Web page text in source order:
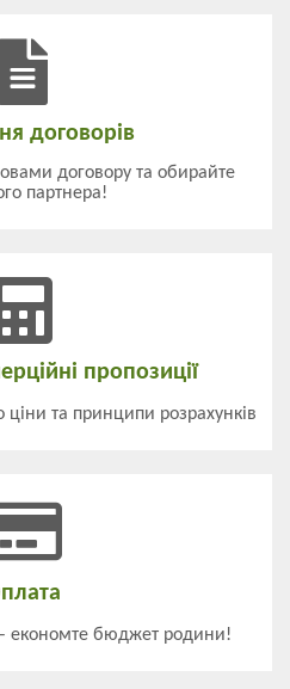
договорів
договору та обирайте
партнера!
пропозиції
та принципи розрахунків
– економте бюджет родини!